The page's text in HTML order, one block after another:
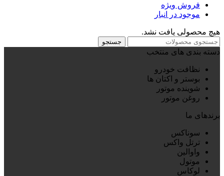
فروش ویژه
موجود در انبار
هیچ محصولی یافت نشد.
جستجو
دسته بندی های منتخب
نظافت خودرو
بوستر و اکتان ها
شوینده موتور
روغن موتور
برندهای ما
سوناکس
ترتل واکس
واوالین
موتول
لوکاس